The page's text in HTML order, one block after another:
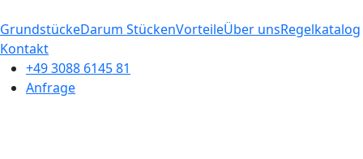
GrundstückeDarum StückenVorteileÜber unsRegelkatalog
Kontakt
+49 3088 6145 81
Anfrage